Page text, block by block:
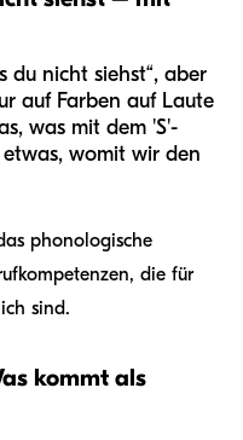
du nicht siehst“, aber
auf Farben auf Laute
was mit dem 'S'-
etwas, womit wir den
phonologische
die für
sind.
kommt als